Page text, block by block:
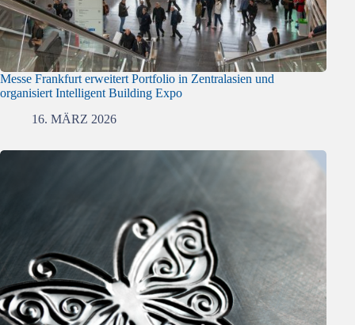
Messe Frankfurt erweitert Portfolio in Zentralasien und
organisiert Intelligent Building Expo
16. MÄRZ 2026